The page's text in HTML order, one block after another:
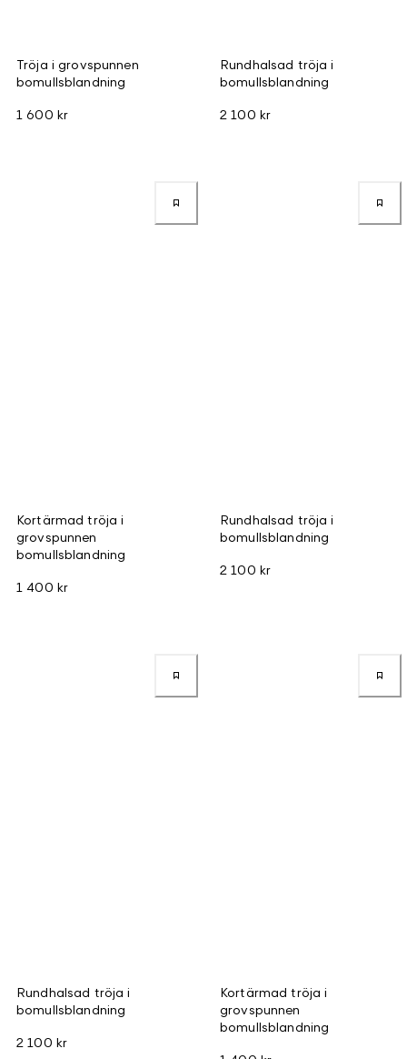
Tröja i grovspunnen
bomullsblandning
1 600 kr
Rundhalsad tröja i
bomullsblandning
2 100 kr
Kortärmad tröja i
grovspunnen
bomullsblandning
1 400 kr
Rundhalsad tröja i
bomullsblandning
2 100 kr
Rundhalsad tröja i
bomullsblandning
2 100 kr
Kortärmad tröja i
grovspunnen
bomullsblandning